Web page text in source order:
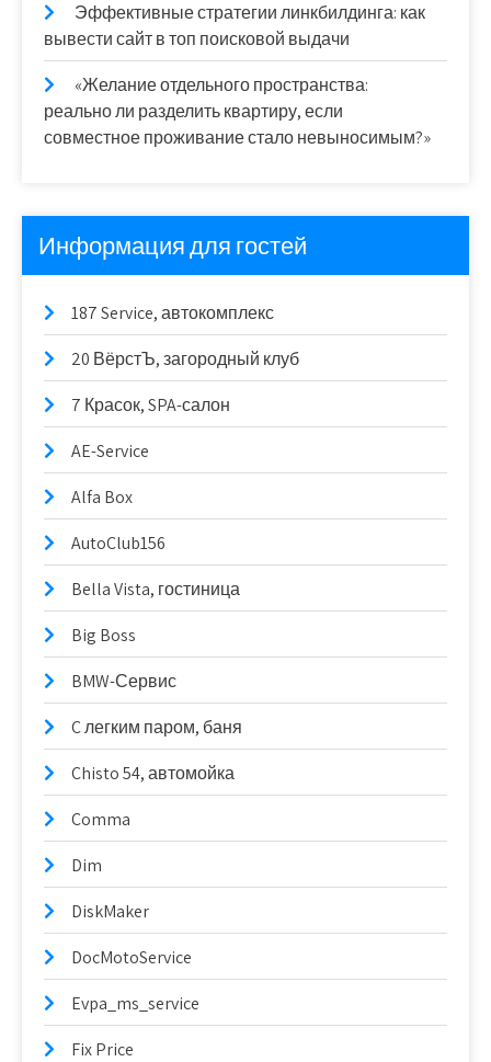
Эффективные стратегии линкбилдинга: как
вывести сайт в топ поисковой выдачи
«Желание отдельного пространства:
реально ли разделить квартиру, если
совместное проживание стало невыносимым?»
Информация для гостей
187 Service, автокомплекс
20 ВёрстЪ, загородный клуб
7 Красок, SPA-салон
AE-Service
Alfa Box
AutoClub156
Bella Vista, гостиница
Big Boss
BMW-Сервис
C легким паром, баня
Chisto 54, автомойка
Comma
Dim
DiskMaker
DocMotoService
Evpa_ms_service
Fix Price